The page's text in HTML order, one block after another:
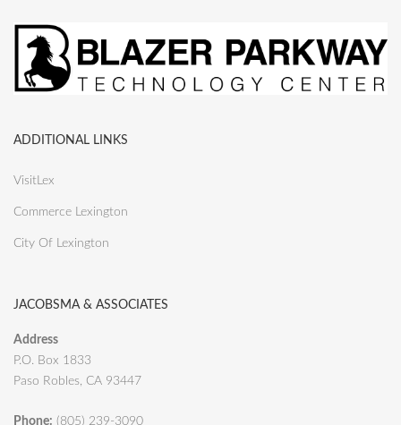
ADDITIONAL LINKS
VisitLex
Commerce Lexington
City Of Lexington
JACOBSMA & ASSOCIATES
Address
P.O. Box 1833
Paso Robles, CA 93447
Phone: (805) 239-3090